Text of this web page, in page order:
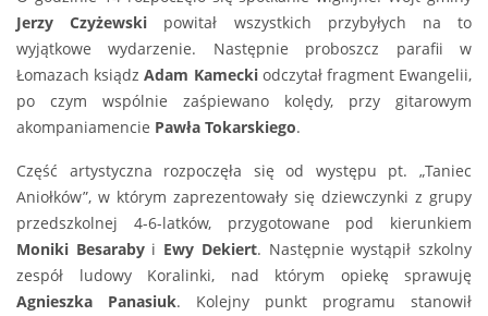
Jerzy Czyżewski powitał wszystkich przybyłych na to
wyjątkowe wydarzenie. Następnie proboszcz parafii w
Łomazach ksiądzAdam Kameckiodczytał fragment Ewangelii,
po czym wspólnie zaśpiewano kolędy, przy gitarowym
akompaniamencie Pawła Tokarskiego.
Część artystyczna rozpoczęła się od występu pt. „Taniec
Aniołków”, w którym zaprezentowały się dziewczynki z grupy
przedszkolnej 4-6-latków, przygotowane pod kierunkiem
Moniki Besarabyi Ewy Dekiert. Następnie wystąpił szkolny
zespół ludowy Koralinki, nad którym opiekę sprawuję
Agnieszka Panasiuk. Kolejny punkt programu stanowił